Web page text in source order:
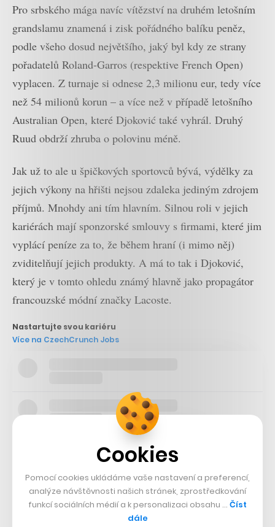
Pro srbského mága navíc vítězství na druhém letošním
grandslamu znamená i zisk pořádného balíku peněz,
podle všeho dosud největšího, jaký byl kdy ze strany
pořadatelů Roland-Garros (respektive French Open)
vyplacen. Z turnaje si odnese 2,3 milionu eur, tedy více
než 54 milionů korun – a více než v případě letošního
Australian Open, které Djoković také vyhrál. Druhý
Ruud obdrží zhruba o polovinu méně.
Jak už to ale u špičkových sportovců bývá, výdělky za
jejich výkony na hřišti nejsou zdaleka jediným zdrojem
příjmů. Mnohdy ani tím hlavním. Silnou roli v jejich
kariérách mají sponzorské smlouvy s firmami, které jim
vyplácí peníze za to, že během hraní (i mimo něj)
zviditelňují jejich produkty. A má to tak i Djoković,
který je v tomto ohledu známý hlavně jako propagátor
francouzské módní značky Lacoste.
Nastartujte svou kariéru
Více na CzechCrunch Jobs
Cookies
Pomocí cookies ukládáme vaše nastavení a preferencí,
analýze návštěvnosti našich stránek, zprostředkování
funkcí sociálních médií a k personalizaci obsahu … Číst
dále